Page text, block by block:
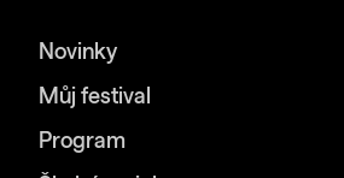
Novinky
Můj festival
Program